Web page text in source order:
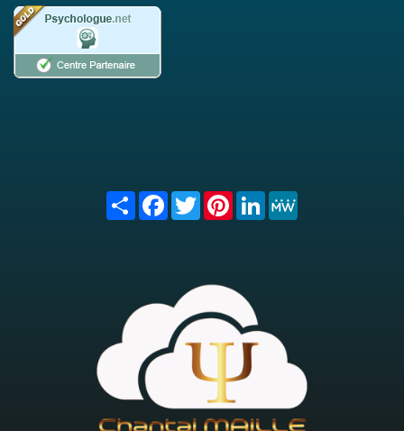
Share FacebookTwitterPinterest
LinkedIn